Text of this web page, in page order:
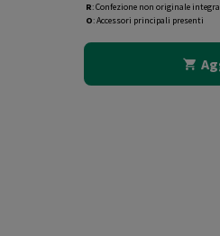
R: Confezione non originale integra
O: Accessori principali presenti